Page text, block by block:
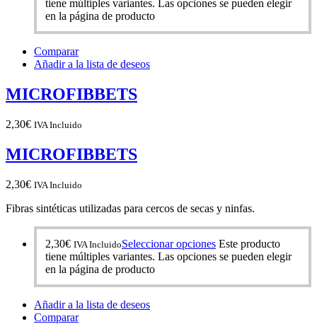
tiene múltiples variantes. Las opciones se pueden elegir
en la página de producto
Comparar
Añadir a la lista de deseos
MICROFIBBETS
2,30€ IVA Incluido
MICROFIBBETS
2,30€ IVA Incluido
Fibras sintéticas utilizadas para cercos de secas y ninfas.
2,30€ IVA IncluidoSeleccionar opciones Este producto
tiene múltiples variantes. Las opciones se pueden elegir
en la página de producto
Añadir a la lista de deseos
Comparar